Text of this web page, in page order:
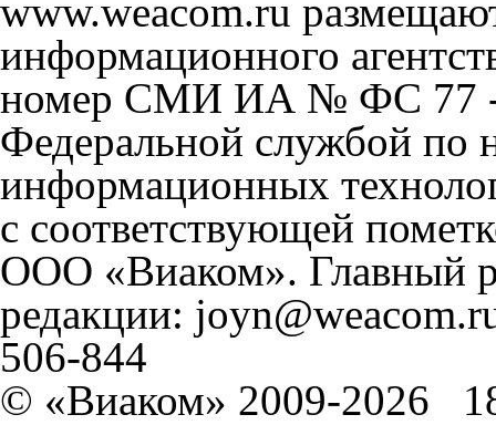
www.weacom.ru
информационного
номер СМИ ИА № ФС 77 -
Федеральной службой по
информационных
с соответствующей
ООО «Виаком». Главный
редакции:
506-844
© «Виаком» 2009-2026